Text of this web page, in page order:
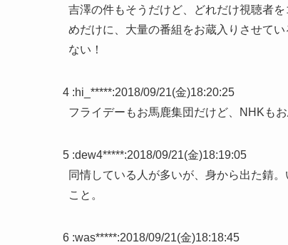
吉澤の件もそうだけど、どれだけ視聴者
めだけに、大量の番組をお蔵入りさせて
ない！
4 :hi_*****:2018/09/21(金)18:20:25
フライデーもお馬鹿集団だけど、NHKもお
5 :dew4*****:2018/09/21(金)18:19:05
同情している人が多いが、身から出た錆
こと。
6 :was*****:2018/09/21(金)18:18:45